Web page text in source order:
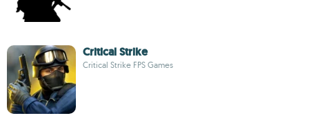
Critical Strike
Critical Strike FPS Games